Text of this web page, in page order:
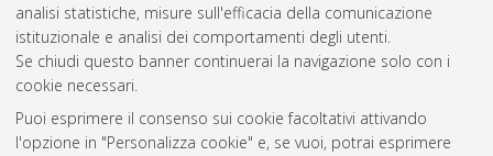
analisi statistiche, misure sull'efficacia della comunicazione
istituzionale e analisi dei comportamenti degli utenti.
Se chiudi questo banner continuerai la navigazione solo con i
cookie necessari.
Puoi esprimere il consenso sui cookie facoltativi attivando
l'opzione in "Personalizza cookie" e, se vuoi, potrai esprimere
Questa lista e' stata generata ilSat Aug 8 23:29:19 2026
CEST
Atom